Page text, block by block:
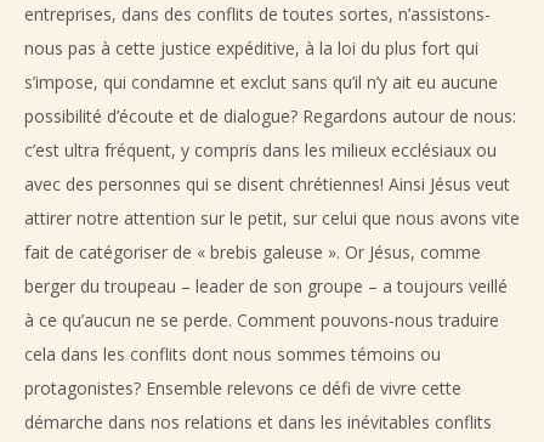
entreprises, dans des conflits de toutes sortes, n’assistons-
nous pas à cette justice expéditive, à la loi du plus fort qui
s’impose, qui condamne et exclut sans qu’il n’y ait eu aucune
possibilité d’écoute et de dialogue? Regardons autour de nous:
c’est ultra fréquent, y compris dans les milieux ecclésiaux ou
avec des personnes qui se disent chrétiennes! Ainsi Jésus veut
attirer notre attention sur le petit, sur celui que nous avons vite
fait de catégoriser de « brebis galeuse ». Or Jésus, comme
berger du troupeau – leader de son groupe – a toujours veillé
à ce qu’aucun ne se perde. Comment pouvons-nous traduire
cela dans les conflits dont nous sommes témoins ou
protagonistes? Ensemble relevons ce défi de vivre cette
démarche dans nos relations et dans les inévitables conflits